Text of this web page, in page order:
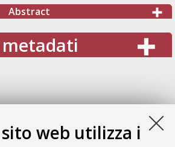
web utilizza i
Abstract